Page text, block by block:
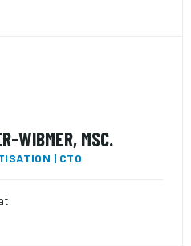
WIBMER, MSC.
| CTO